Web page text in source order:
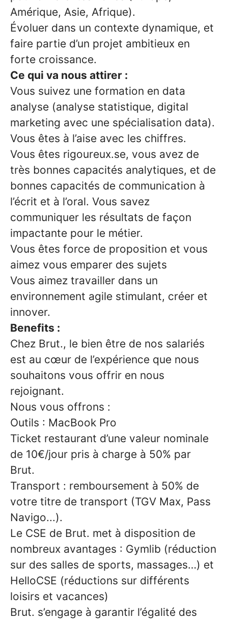
Amérique, Asie, Afrique).
Évoluer dans un contexte dynamique, et
faire partie d’un projet ambitieux en
forte croissance.
Ce qui va nous attirer :
Vous suivez une formation en data
analyse (analyse statistique, digital
marketing avec une spécialisation data).
Vous êtes à l’aise avec les chiffres.
Vous êtes rigoureux.se, vous avez de
très bonnes capacités analytiques, et de
bonnes capacités de communication à
l’écrit et à l’oral. Vous savez
communiquer les résultats de façon
impactante pour le métier.
Vous êtes force de proposition et vous
aimez vous emparer des sujets
Vous aimez travailler dans un
environnement agile stimulant, créer et
innover.
Benefits :
Chez Brut., le bien être de nos salariés
est au cœur de l’expérience que nous
souhaitons vous offrir en nous
rejoignant.
Nous vous offrons :
Outils : MacBook Pro
Ticket restaurant d’une valeur nominale
de 10€/jour pris à charge à 50% par
Brut.
Transport : remboursement à 50% de
votre titre de transport (TGV Max, Pass
Navigo...).
Le CSE de Brut. met à disposition de
nombreux avantages : Gymlib (réduction
sur des salles de sports, massages…) et
HelloCSE (réductions sur différents
loisirs et vacances)
Brut. s’engage à garantir l’égalité des